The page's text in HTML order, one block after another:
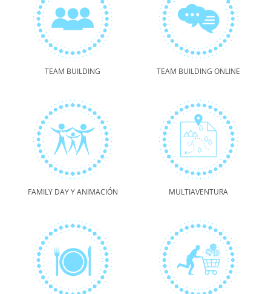
TEAM BUILDING TEAM BUILDING ONLINE
FAMILY DAY Y ANIMACIÓN MULTIAVENTURA